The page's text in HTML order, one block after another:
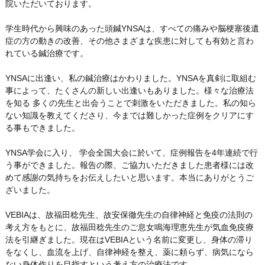
院いただいております。
学生時代から興味のあった頭鍼YNSAは、すべての痛みや脳梗塞後遺
症の方の動きの改善、その他さまざまな疾患に対しても有効と言わ
れている鍼治療です。
YNSAに出逢い、私の鍼治療はかわりました。YNSAを真剣に取組む
事によって、たくさんの新しい出逢いもありました。様々な治療法
を知る 多くの先生と出会うことで刺激をいただきました。私の知ら
ない知識を教えてくださり、今までは難しかった症例をクリアにす
る事もできました。
YNSA学会に入り、 学会全国大会に於いて、症例報告を4年連続で行
う事ができました。報告の際、ご協力いただきました患者様には改
めて感謝の気持ちをお伝えしたいと思います。本当にありがとうご
ざいました。
VEBIAは、故福田稔先生、故安保徹先生の自律神経と免疫の法則の
考え方をもとに、故福田稔先生のご息女鳴海理恵先生が気血免疫療
法を引継ぎました。現在はVEBIAという名前に変更し、身体の滞り
をなくし、血流を上げ、自律神経を整え、薬に頼らず、病気になら